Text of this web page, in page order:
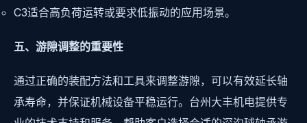
C3适合高负荷运转或要求低振动的应用场景。
五、游隙调整的重要性
通过正确的装配方法和工具来调整游隙，可以有效延长轴
承寿命，并保证机械设备平稳运行。台州大丰机电提供专